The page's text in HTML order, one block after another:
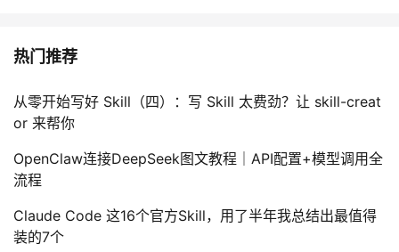
热门推荐
从零开始写好 Skill（四）：写 Skill 太费劲？让 skill-creat
or 来帮你
OpenClaw连接DeepSeek图文教程｜API配置+模型调用全
流程
Claude Code 这16个官方Skill，用了半年我总结出最值得
装的7个